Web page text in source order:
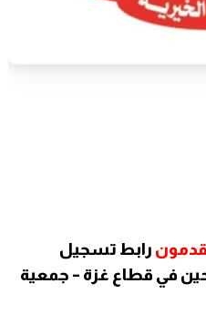
رابط تسجيل
في قطاع غزة – جمعية